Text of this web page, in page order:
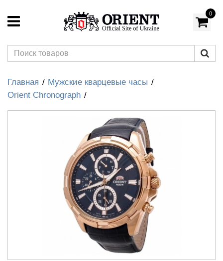
0
Главная
Мужские кварцевые часы
Orient Chronograph